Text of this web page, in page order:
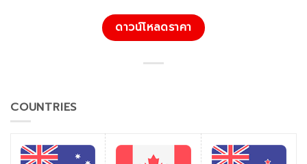
ดาวน์โหลดราคา
COUNTRIES